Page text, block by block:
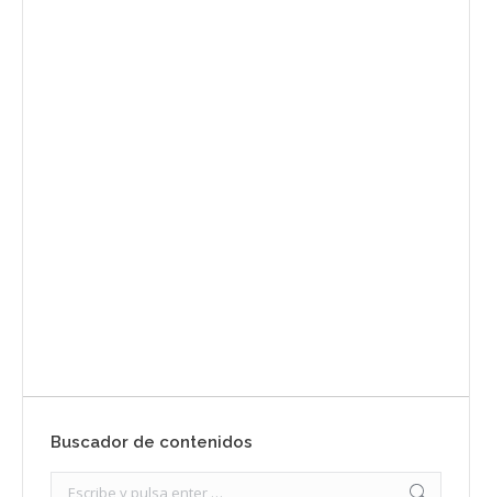
Buscador de contenidos